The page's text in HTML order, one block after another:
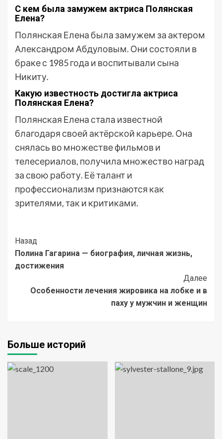
С кем была замужем актриса Полянская
Елена?
Полянская Елена была замужем за актером
Александром Абдуловым. Они состояли в
браке с 1985 года и воспитывали сына
Никиту.
Какую известность достигла актриса
Полянская Елена?
Полянская Елена стала известной
благодаря своей актёрской карьере. Она
снялась во множестве фильмов и
телесериалов, получила множество наград
за свою работу. Её талант и
профессионализм признаются как
зрителями, так и критиками.
Post
Navigation
Назад
Полина Гагарина — биография, личная жизнь,
достижения
Далее
Особенности лечения жировика на лобке и в
паху у мужчин и женщин
Больше историй